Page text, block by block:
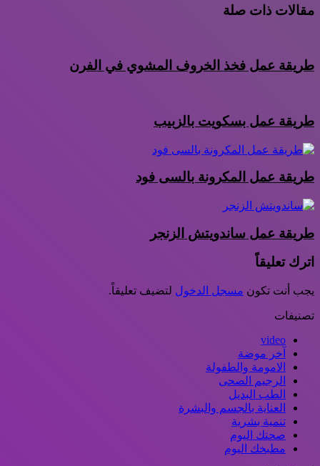
مقالات ذات صلة
طريقة عمل فخذ الخروف المشوي في الفرن
طريقة عمل بسكويت بالزبيب
طريقة عمل المكرونة بالسى فود
طريقة عمل ساندويتش الزنجر
اترك تعليقاً
يجب أنت تكون مسجل الدخول لتضيف تعليقاً.
تصنيفات
video
آخر موضة
الامومة والطفولة
الرجيم الصحى
الطب البديل
العناية بالجسم والبشرة
تنمية بشرية
صحتك اليوم
مطبخك اليوم